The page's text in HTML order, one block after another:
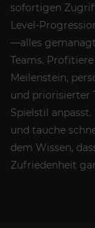
sofortigen
Level-
—alles
Teams.
Meilenstein,
und priorisierter
Spielstil
und tauche
dem Wissen,
Zufriedenheit